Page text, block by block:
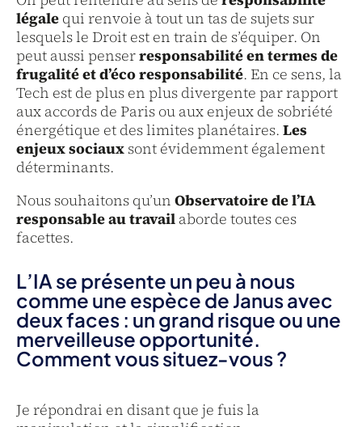
légale qui renvoie à tout un tas de sujets sur
lesquels le Droit est en train de s’équiper. On
peut aussi penserresponsabilité en termes de
frugalité et d’éco responsabilité. En ce sens, la
Tech est de plus en plus divergente par rapport
aux accords de Paris ou aux enjeux de sobriété
énergétique et des limites planétaires. Les
enjeux sociaux sont évidemment également
déterminants.
Nous souhaitons qu’un Observatoire de l’IA
responsable au travail aborde toutes ces
facettes.
L’IA se présente un peu à nous
comme une espèce de Janus avec
deux faces : un grand risque ou une
merveilleuse opportunité.
Comment vous situez-vous ?
Je répondrai en disant que je fuis la